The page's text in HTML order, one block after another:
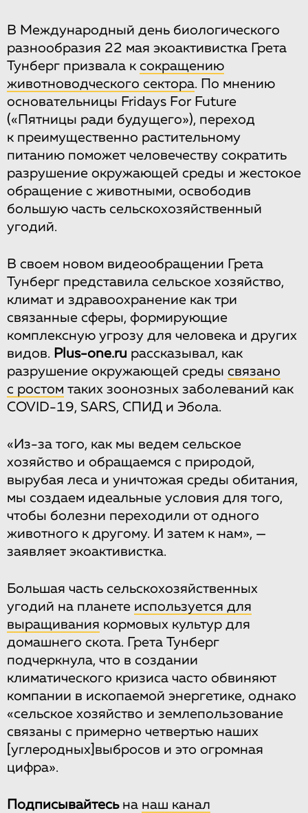
В Международный день биологического
разнообразия 22 мая экоактивистка Грета
Тунберг призвала к сокращению
животноводческого сектора. По мнению
основательницы Fridays For Future
(«Пятницы ради будущего»), переход
к преимущественно растительному
питанию поможет человечеству сократить
разрушение окружающей среды и жестокое
обращение с животными, освободив
большую часть сельскохозяйственный
угодий.
В своем новом видеообращении Грета
Тунберг представила сельское хозяйство,
климат и здравоохранение как три
связанные сферы, формирующие
комплексную угрозу для человека и других
видов. Plus-one.ru рассказывал, как
разрушение окружающей среды связано
с ростом таких зоонозных заболеваний как
COVID-19, SARS, СПИД и Эбола.
«Из-за того, как мы ведем сельское
хозяйство и обращаемся с природой,
вырубая леса и уничтожая среды обитания,
мы создаем идеальные условия для того,
чтобы болезни переходили от одного
животного к другому. И затем к нам», —
заявляет экоактивистка.
Большая часть сельскохозяйственных
угодий на планете используется для
выращивания кормовых культур для
домашнего скота. Грета Тунберг
подчеркнула, что в создании
климатического кризиса часто обвиняют
компании в ископаемой энергетике, однако
«сельское хозяйство и землепользование
связаны с примерно четвертью наших
[углеродных] выбросов и это огромная
цифра».
Подписывайтесьна наш канал